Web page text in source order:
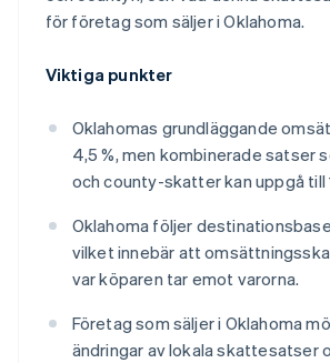
för företag som säljer i Oklahoma.
Viktiga punkter
Oklahomas grundläggande
4,5 %, men kombinerade satser
och county-skatter kan uppgå till
Oklahoma följer
vilket innebär att
var köparen tar emot varorna.
Företag som säljer i Oklahoma
ändringar av lokala skattesatser